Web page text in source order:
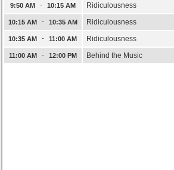
9:50 AM - 10:15 AM Ridiculousness
10:15 AM - 10:35 AM Ridiculousness
10:35 AM - 11:00 AM Ridiculousness
11:00 AM - 12:00 PM Behind the Music